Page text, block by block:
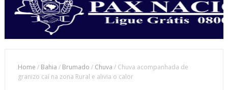
Home / Bahia / Brumado / Chuva / Chuva acompanhada de
granizo caí na zona Rural e alivia o calor